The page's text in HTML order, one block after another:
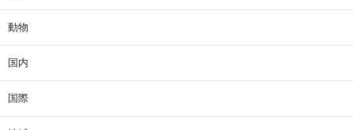
動物
国内
国際